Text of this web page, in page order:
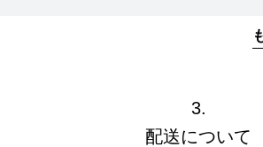
3.
配送について